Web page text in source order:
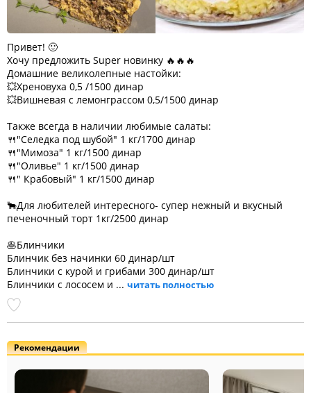
Привет! 🙂
Хочу предложить Super новинку 🔥🔥🔥
Домашние великолепные настойки:
💥Хреновуха 0,5 /1500 динар
💥Вишневая с лемонграссом 0,5/1500 динар
Также всегда в наличии любимые салаты:
🍴"Селедка под шубой" 1 кг/1700 динар
🍴"Мимоза" 1 кг/1500 динар
🍴"Оливье" 1 кг/1500 динар
🍴" Крабовый" 1 кг/1500 динар
🐂Для любителей интересного- супер нежный и вкусный
печеночный торт 1кг/2500 динар
🥞Блинчики
Блинчик без начинки 60 динар/шт
Блинчики с курой и грибами 300 динар/шт
Блинчики с лососем и ... читать полностью
Рекомендации